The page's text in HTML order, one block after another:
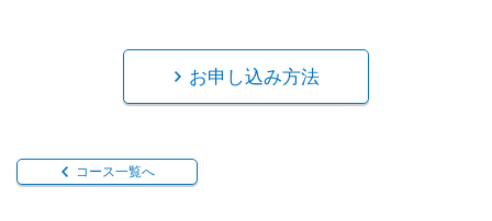
お申し込み方法
コース一覧へ